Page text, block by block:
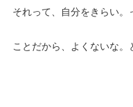
それって、自分をきらい
ことだから、よくないな。